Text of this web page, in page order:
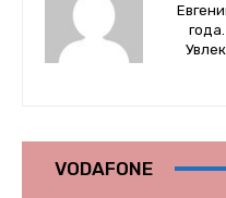
VODAFONE